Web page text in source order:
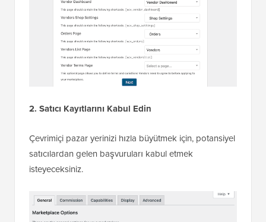
2. Satıcı Kayıtlarını Kabul Edin
Çevrimiçi pazar yerinizi hızla büyütmek için, potansiyel
satıcılardan gelen başvuruları kabul etmek
isteyeceksiniz.